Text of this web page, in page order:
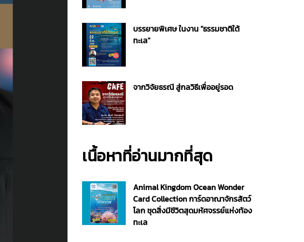
บรรยายพิเศษ ในงาน "ธรรมชาติใต้
ทะเล"
จากวิจัยธรณี สู่กลวิธีเพื่ออยู่รอด
เนื้อหาที่อ่านมากที่สุด
Animal Kingdom Ocean Wonder
Card Collection การ์ดอาณาจักรสัตว์
โลก ชุดสิ่งมีชีวิตสุดมหัศจรรย์แห่งท้อง
ทะเล